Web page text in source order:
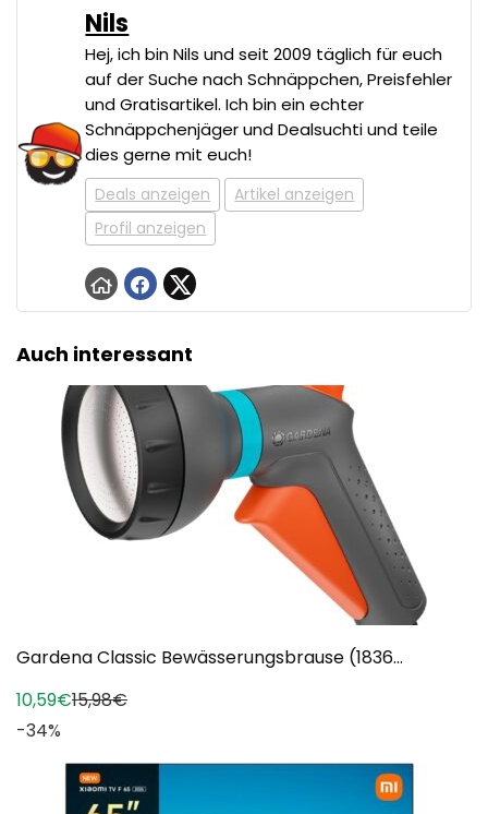
Nils
Hej, ich bin Nils und seit 2009 täglich für euch
auf der Suche nach Schnäppchen, Preisfehler
und Gratisartikel. Ich bin ein echter
Schnäppchenjäger und Dealsuchti und teile
dies gerne mit euch!
Deals anzeigen
Artikel anzeigen
Profil anzeigen
Auch interessant
Gardena Classic Bewässerungsbrause (1836...
10,59€15,98€
-34%